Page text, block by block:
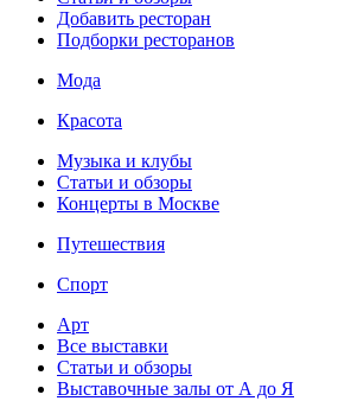
Добавить ресторан
Подборки ресторанов
Мода
Красота
Музыка и клубы
Статьи и обзоры
Концерты в Москве
Путешествия
Спорт
Арт
Все выставки
Статьи и обзоры
Выставочные залы от А до Я